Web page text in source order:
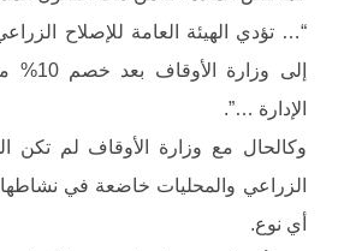
“… تؤدي الهيئة العامة للإصلاح
إلى
الإدارة …”.
وكالحال مع وزارة الأوقاف لم تكن
الزراعي والمحليات خاضعة في
أي نوع.